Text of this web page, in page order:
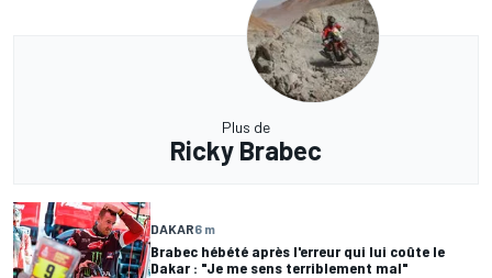
Plus de
Ricky Brabec
DAKAR6 m
Brabec hébété après l'erreur qui lui coûte le
Dakar : "Je me sens terriblement mal"